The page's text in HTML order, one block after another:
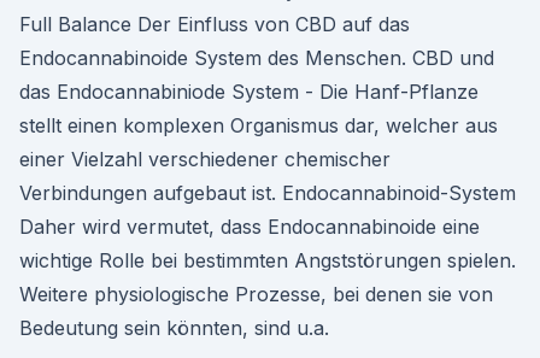
Full Balance Der Einfluss von CBD auf das
Endocannabinoide System des Menschen. CBD und
das Endocannabiniode System - Die Hanf-Pflanze
stellt einen komplexen Organismus dar, welcher aus
einer Vielzahl verschiedener chemischer
Verbindungen aufgebaut ist. Endocannabinoid-System
Daher wird vermutet, dass Endocannabinoide eine
wichtige Rolle bei bestimmten Angststörungen spielen.
Weitere physiologische Prozesse, bei denen sie von
Bedeutung sein könnten, sind u.a.